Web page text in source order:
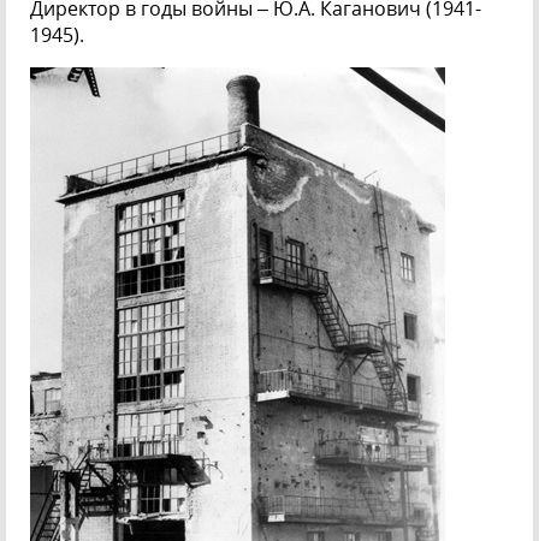
Директор в годы войны – Ю.А. Каганович (1941-
1945).